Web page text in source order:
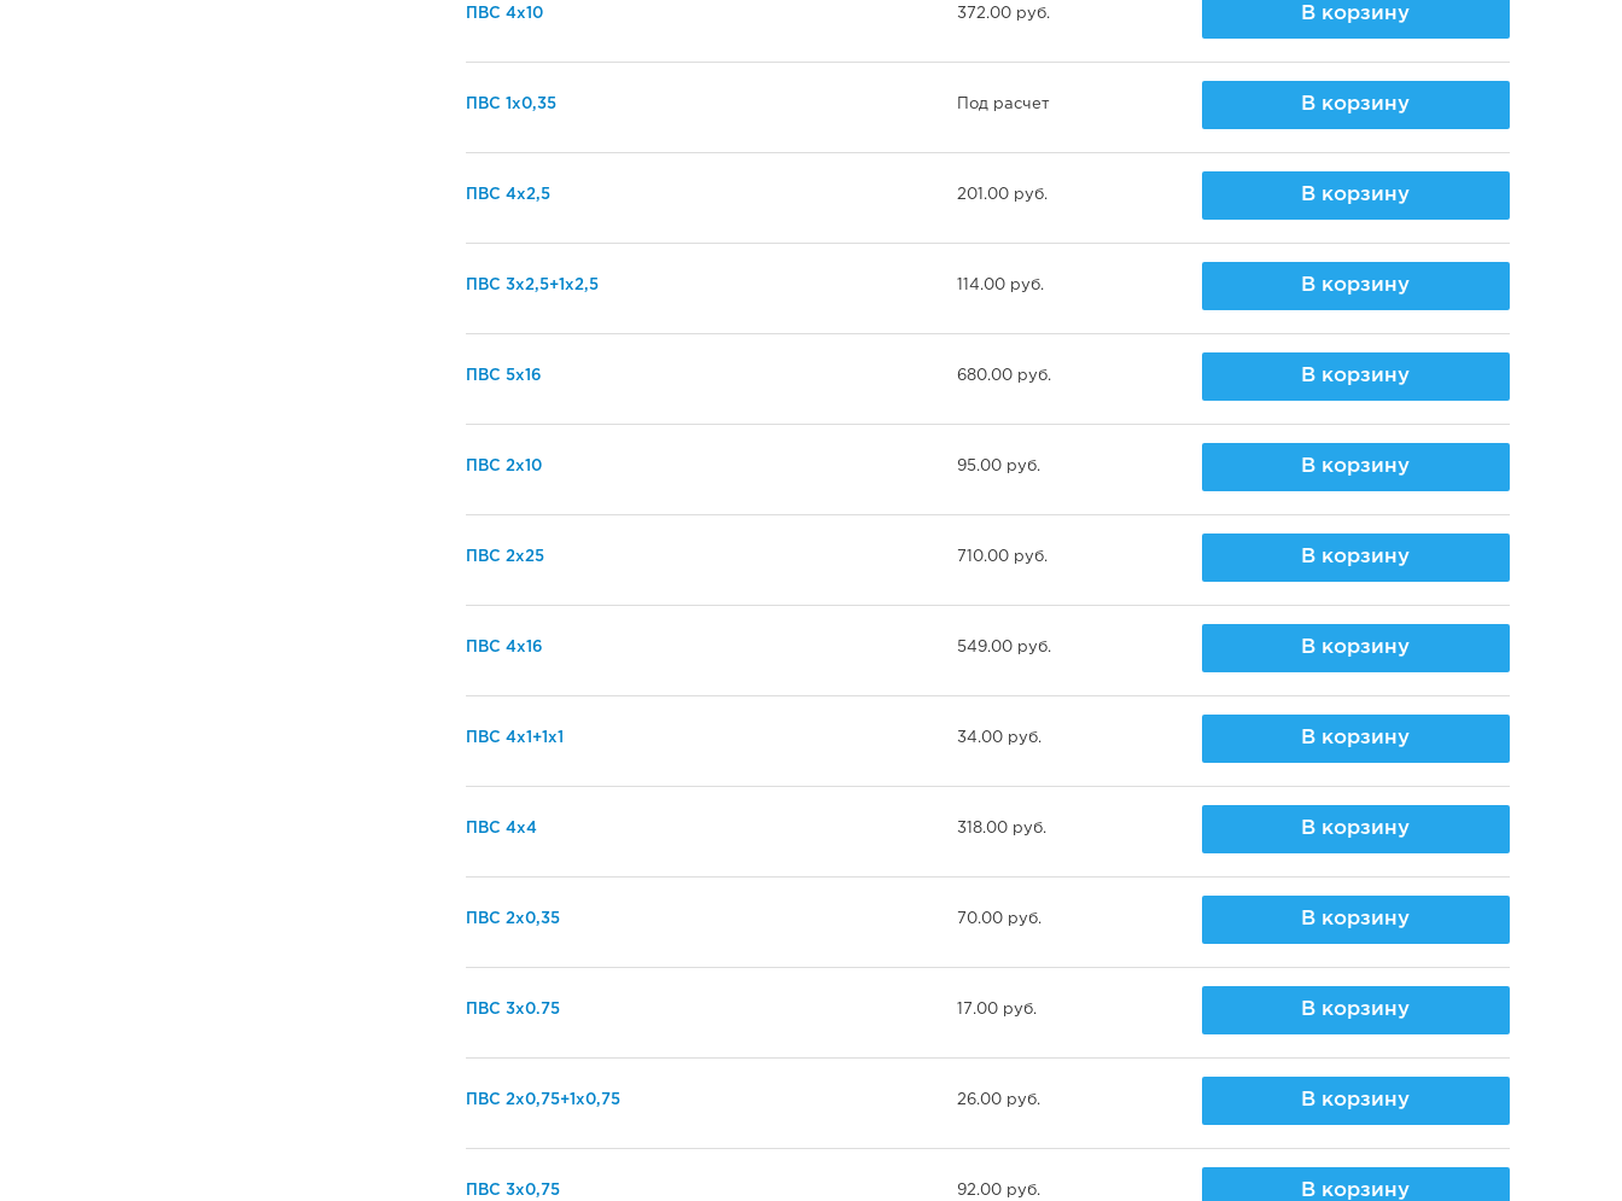
ПВС 4х10 372.00 руб. В корзину
ПВС 1х0,35 Под расчет В корзину
ПВС 4х2,5 201.00 руб. В корзину
ПВС 3х2,5+1х2,5 114.00 руб. В корзину
ПВС 5х16 680.00 руб. В корзину
ПВС 2х10 95.00 руб. В корзину
ПВС 2х25 710.00 руб. В корзину
ПВС 4х16 549.00 руб. В корзину
ПВС 4х1+1х1 34.00 руб. В корзину
ПВС 4х4 318.00 руб. В корзину
ПВС 2х0,35 70.00 руб. В корзину
ПВС 3х0.75 17.00 руб. В корзину
ПВС 2х0,75+1х0,75 26.00 руб. В корзину
ПВС 3х0,75 92.00 руб. В корзину